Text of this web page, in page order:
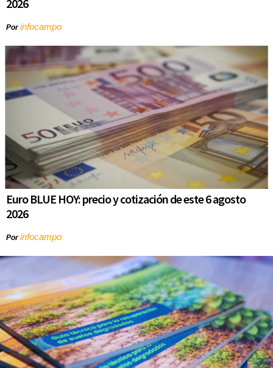
2026
Porinfocampo
Euro BLUE HOY: precio y cotización de este 6 agosto
2026
Porinfocampo